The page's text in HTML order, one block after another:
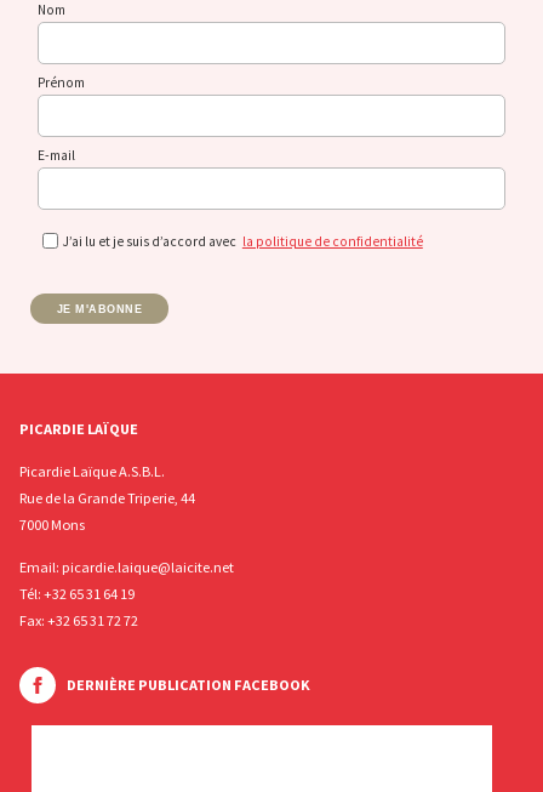
Nom
Prénom
E-mail
J’ai lu et je suis d’accord avec la politique de confidentialité
JE M'ABONNE
PICARDIE LAÏQUE
Picardie Laïque A.S.B.L.
Rue de la Grande Triperie, 44
7000 Mons
Email: picardie.laique@laicite.net
Tél: +32 65 31 64 19
Fax: +32 65 31 72 72
DERNIÈRE PUBLICATION FACEBOOK